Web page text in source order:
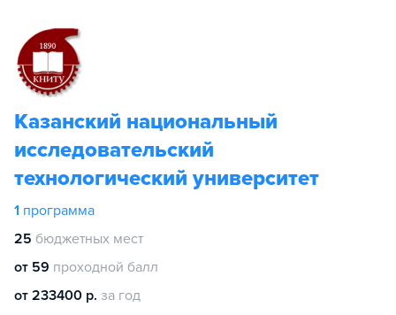
Казанский национальный
исследовательский
технологический университет
1 программа
25 бюджетных мест
от 59 проходной балл
от 233400 р. за год